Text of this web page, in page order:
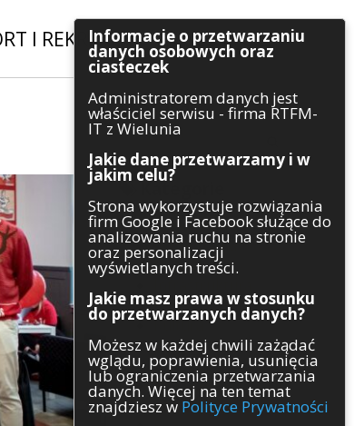
I REKREACJA|INWESTYCJE
Szukaj
Kategorie
Architektura
Gospodarka
Handel
Komunikaty
Kultura
Polityka
Pozostałe
Psychologia
Rolnictwo
Informacje o przetwarzaniu
danych osobowych oraz
ciasteczek
Administratorem danych jest
właściciel serwisu - firma RTFM-
IT z Wielunia
Jakie dane przetwarzamy i w
jakim celu?
Strona wykorzystuje rozwiązania
firm Google i Facebook służące do
analizowania ruchu na stronie
oraz personalizacji
wyświetlanych treści.
Jakie masz prawa w stosunku
do przetwarzanych danych?
Możesz w każdej chwili zażądać
wglądu, poprawienia, usunięcia
lub ograniczenia przetwarzania
danych. Więcej na ten temat
znajdziesz w Polityce Prywatności